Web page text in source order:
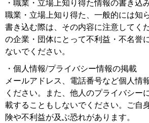
職業・立場上知り得た、一般的には知
書き込む際は、その内容に注意してく
の企業・団体にとって不利益・不名誉
ないでください。
・個人情報/プライバシー情報の掲載
メールアドレス、電話番号など個人情
ください。また、他人のプライバシー
載することもしないでください。ご自
険や不利益が及ぶ恐れがあります。